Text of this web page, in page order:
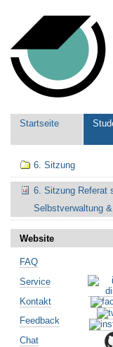
Werkzeuge
Sektionen
Startseite
Navigation
6. Sitzung
6. Sitzung Referat
Selbstverwaltung
Website
FAQ
Service
Kontakt
Feedback
Chat